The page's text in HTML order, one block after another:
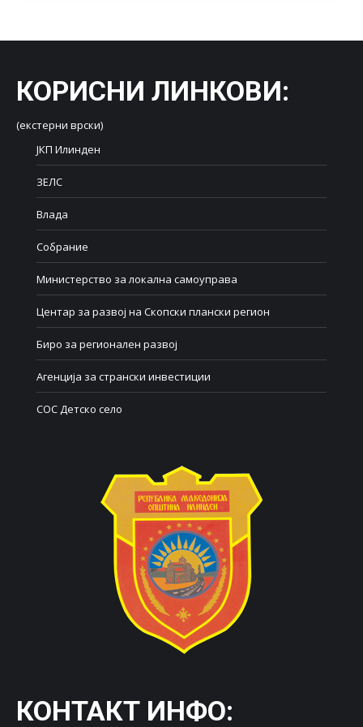
КОРИСНИ ЛИНКОВИ:
(екстерни врски)
ЈКП Илинден
ЗЕЛС
Влада
Собрание
Министерство за локална самоуправа
Центар за развој на Скопски плански регион
Биро за регионален развој
Агенција за странски инвестиции
СОС Детско село
КОНТАКТ ИНФО: